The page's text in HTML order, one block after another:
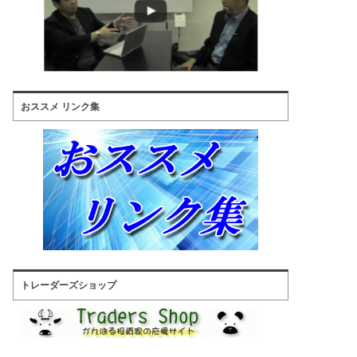
おススメ リンク集
トレーダーズショップ